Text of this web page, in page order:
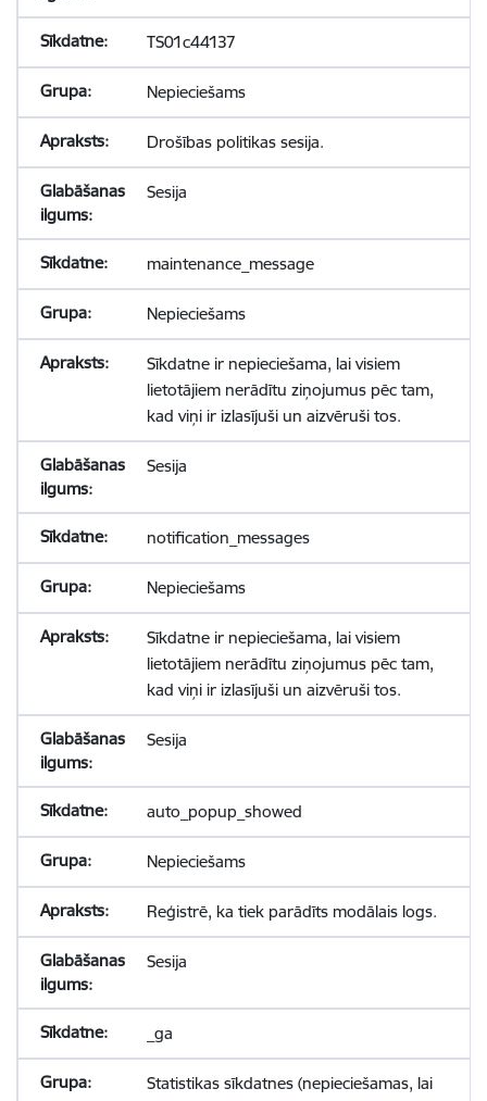
TS01c44137
Nepieciešams
Drošības politikas sesija.
Sesija
maintenance_message
Nepieciešams
Sīkdatne ir nepieciešama, lai visiem
lietotājiem nerādītu ziņojumus pēc tam,
kad viņi ir izlasījuši un aizvēruši tos.
Sesija
notification_messages
Nepieciešams
Sīkdatne ir nepieciešama, lai visiem
lietotājiem nerādītu ziņojumus pēc tam,
kad viņi ir izlasījuši un aizvēruši tos.
Sesija
auto_popup_showed
Nepieciešams
Reģistrē, ka tiek parādīts modālais logs.
Sesija
_ga
Statistikas sīkdatnes (nepieciešamas, lai